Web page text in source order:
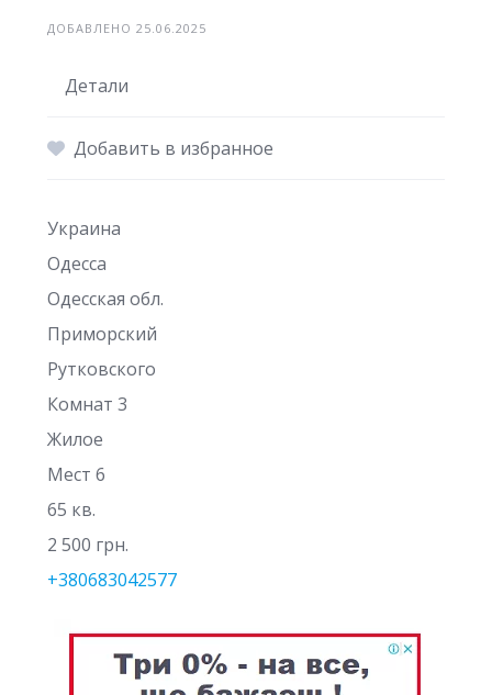
ДОБАВЛЕНО 25.06.2025
Детали
Добавить в избранное
Украина
Одесса
Одесская обл.
Приморский
Рутковского
Комнат 3
Жилое
Мест 6
65 кв.
2 500 грн.
+380683042577